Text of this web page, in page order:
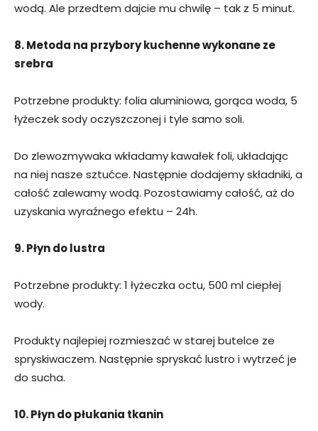
wodą. Ale przedtem dajcie mu chwilę – tak z 5 minut.
8. Metoda na przybory kuchenne wykonane ze
srebra
Potrzebne produkty: folia aluminiowa, gorąca woda, 5
łyżeczek sody oczyszczonej i tyle samo soli.
Do zlewozmywaka wkładamy kawałek foli, układając
na niej nasze sztućce. Następnie dodajemy składniki, a
całość zalewamy wodą. Pozostawiamy całość, aż do
uzyskania wyraźnego efektu – 24h.
9. Płyn do lustra
Potrzebne produkty: 1 łyżeczka octu, 500 ml ciepłej
wody.
Produkty najlepiej rozmieszać w starej butelce ze
spryskiwaczem. Następnie spryskać lustro i wytrzeć je
do sucha.
10. Płyn do płukania tkanin